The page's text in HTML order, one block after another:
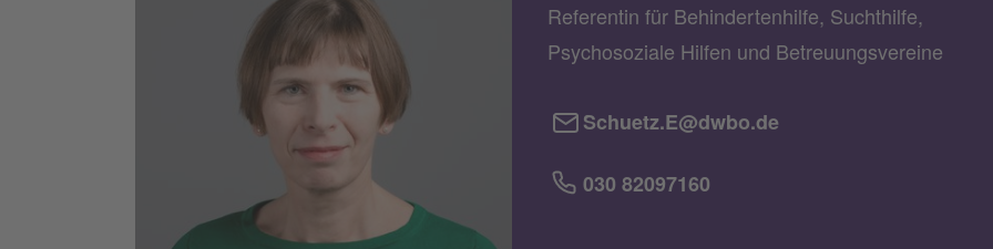
Referentin für Behindertenhilfe, Suchthilfe,
Psychosoziale Hilfen und Betreuungsvereine
Schuetz.E@dwbo.de
030 82097160